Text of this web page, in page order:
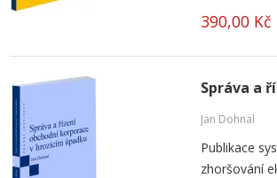
390,00 Kč
Správa a
Jan Dohnal
Publikace
zhoršování